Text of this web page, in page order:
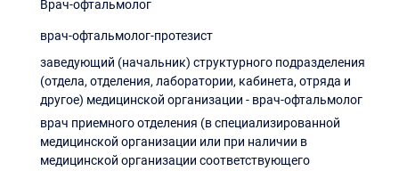
Врач-офтальмолог
врач-офтальмолог-протезист
заведующий (начальник) структурного подразделения
(отдела, отделения, лаборатории, кабинета, отряда и
другое) медицинской организации - врач-офтальмолог
врач приемного отделения (в специализированной
медицинской организации или при наличии в
медицинской организации соответствующего